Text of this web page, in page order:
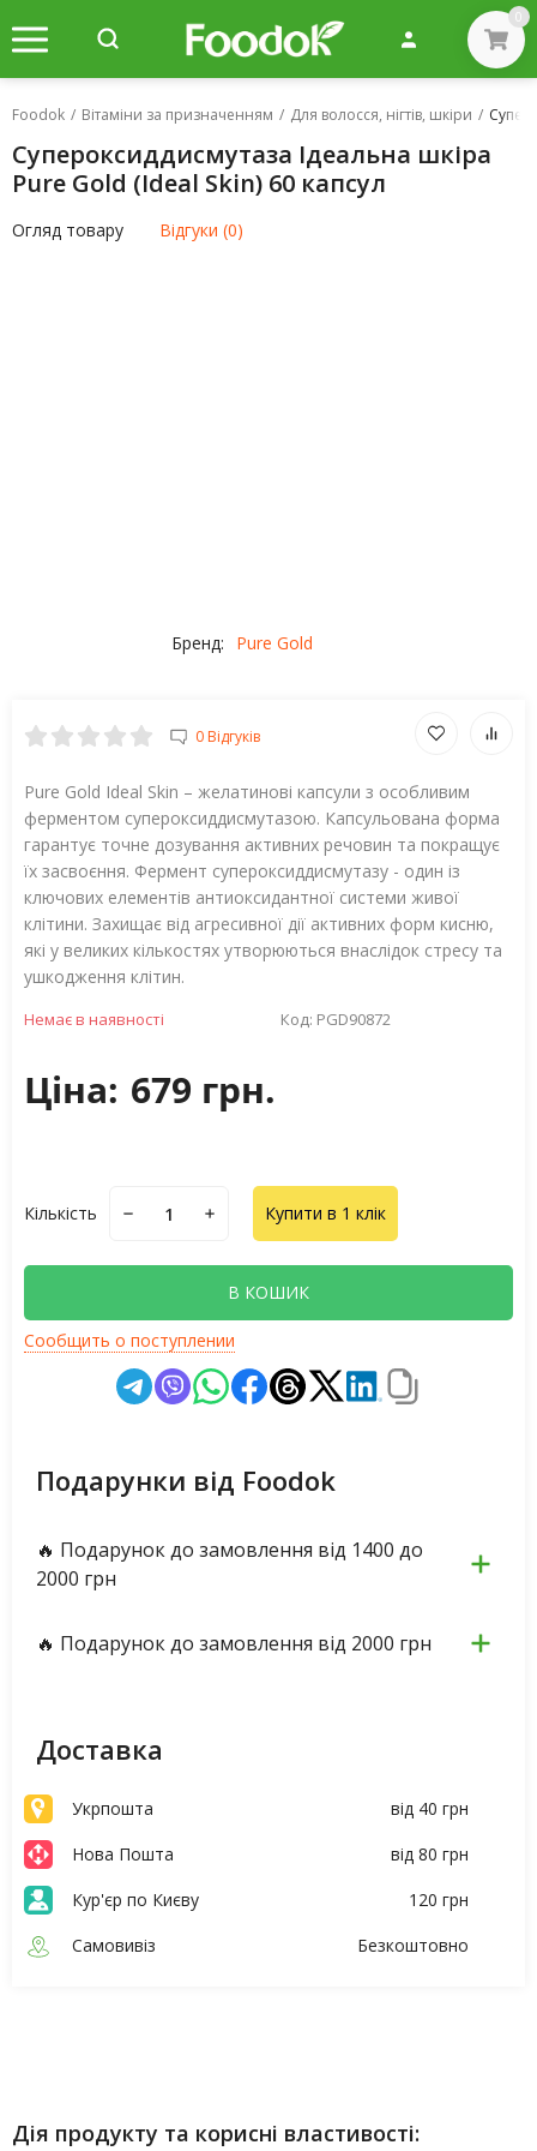
0
Foodok / Вітаміни за призначенням / Для волосся, нігтів, шкіри /
Супероксиддисмутаза Ідеальна шкіра
Pure Gold (Ideal Skin) 60 капсул
Огляд товару Відгуки (0)
Бренд: Pure Gold
0 Відгуків
Pure Gold Ideal Skin – желатинові капсули з особливим
ферментом супероксиддисмутазою. Капсульована форма
гарантує точне дозування активних речовин та покращує
їх засвоєння. Фермент супероксиддисмутазу - один із
ключових елементів антиоксидантної системи живої
клітини. Захищає від агресивної дії активних форм кисню,
які у великих кількостях утворюються внаслідок стресу та
ушкодження клітин.
Немає в наявності Код: PGD90872
Ціна: 679 грн.
Кількість Купити в 1 клік
В КОШИК
Сообщить о поступлении
Подарунки від Foodok
🔥 Подарунок до замовлення від 1400 до
2000 грн
🔥 Подарунок до замовлення від 2000 грн
Доставка
Укрпошта
від 40 грн
Нова Пошта
від 80 грн
Кур'єр по Києву
120 грн
Самовивіз
Безкоштовно
Дія продукту та корисні властивості: